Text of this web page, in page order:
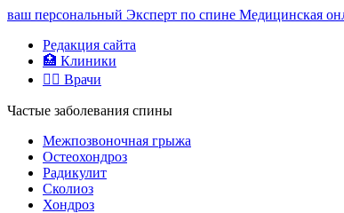
ваш персональный Эксперт по спине Медицинская
Редакция сайта
🏥 Клиники
👨‍⚕️ Врачи
Частые заболевания спины
Межпозвоночная грыжа
Остеохондроз
Радикулит
Сколиоз
Хондроз